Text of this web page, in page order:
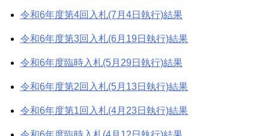
令和6年度第4回入札(7月4日執行)結果
令和6年度第3回入札(6月19日執行)結果
令和6年度臨時入札(5月29日執行)結果
令和6年度第2回入札(5月13日執行)結果
令和6年度第1回入札(4月23日執行)結果